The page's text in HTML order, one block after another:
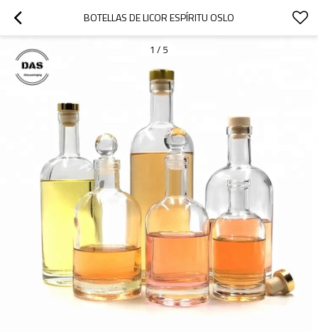
BOTELLAS DE LICOR ESPÍRITU OSLO
1 / 5